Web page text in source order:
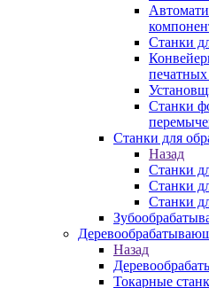
Станки
печатных
Станки
Станки для
Назад
Станки
Станки
Станки
Назад
Токарные